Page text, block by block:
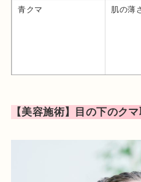
青クマ 肌の薄
【美容施術】目の下のク